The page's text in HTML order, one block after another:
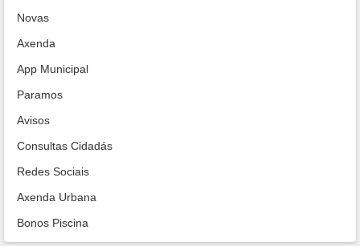
Novas
Axenda
App Municipal
Paramos
Avisos
Consultas Cidadás
Redes Sociais
Axenda Urbana
Bonos Piscina